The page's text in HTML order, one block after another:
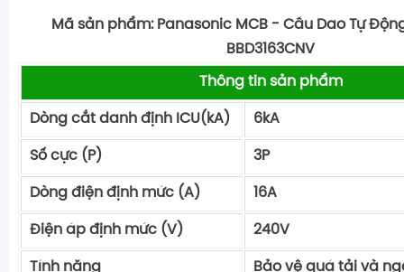
Mã sản phẩm: Panasonic MCB - Cầu Dao Tự Động
BBD3163CNV
Thông tin sản phẩm
Dòng cắt danh định ICU(kA) 6kA
Số cực (P) 3P
Dòng điện định mức (A) 16A
Điện áp định mức (V) 240V
Tính năng Bảo vệ quá tải và